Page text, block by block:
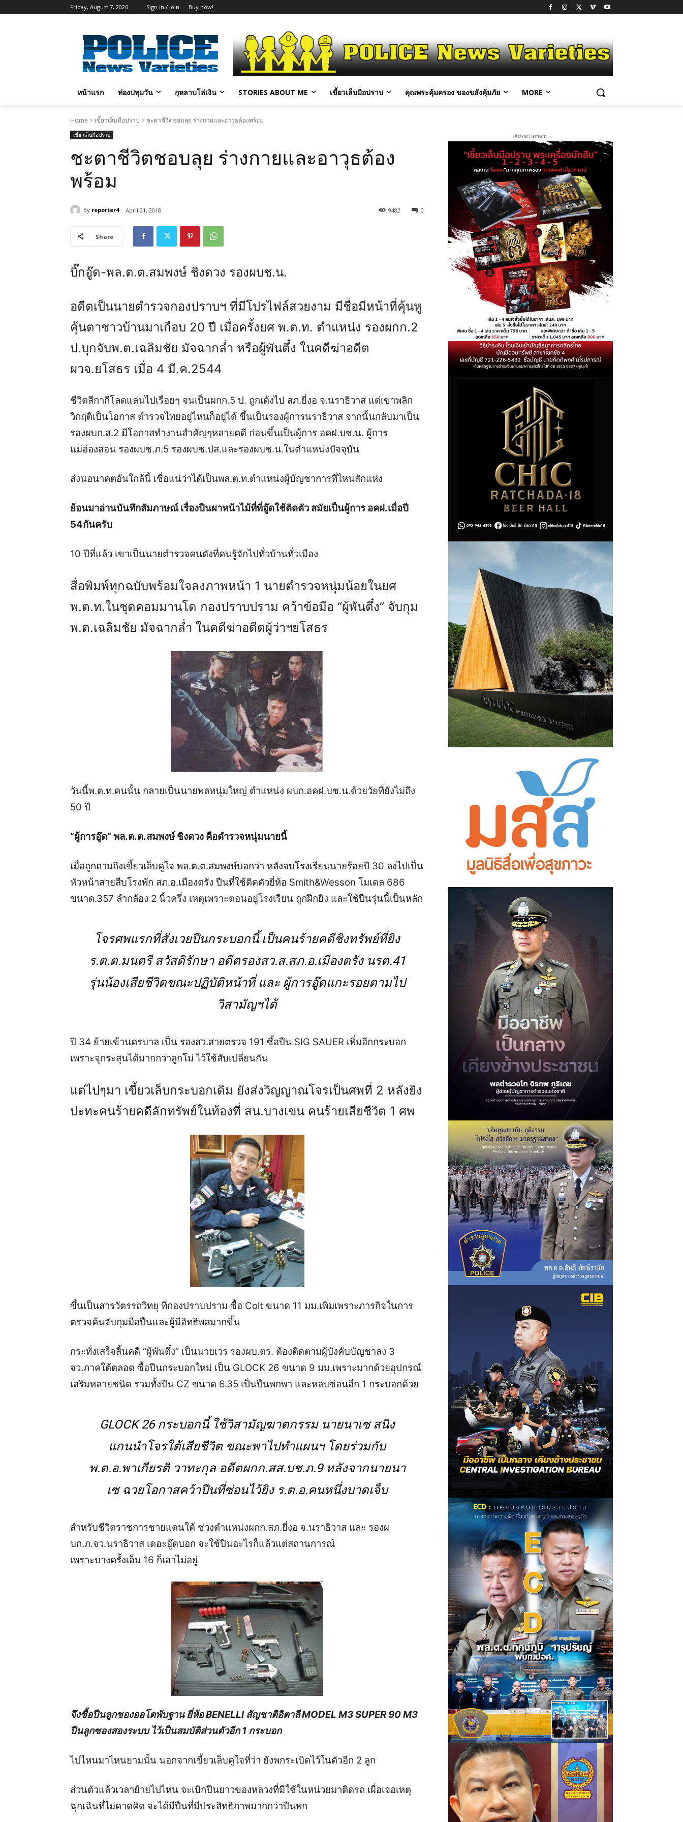
Friday, August 7, 2026 Sign in / Join Buy now!
หน้าแรก ท่องปทุมวัน กุหลาบโล่เงิน STORIES ABOUT ME เขี้ยวเล็บมือปราบ คุณพระคุ้มครอง ของขลังคุ้มภัย MORE
Home เขี้ยวเล็บมือปราบ ชะตาชีวิตชอบลุย ร่างกายและอาวุธต้องพร้อม
เขี้ยวเล็บมือปราบ
ชะตาชีวิตชอบลุย ร่างกายและอาวุธต้อง
พร้อม
By reporter4 April 21, 2018 0
9482
Share
บิ๊กอู๊ด-พล.ต.ต.สมพงษ์ ชิงดวง รองผบช.น.
อดีตเป็นนายตำรวจกองปราบฯ ที่มีโปรไฟล์สวยงาม มีชื่อมีหน้าที่คุ้นหู
คุ้นตาชาวบ้านมาเกือบ 20 ปี เมื่อครั้งยศ พ.ต.ท. ตำแหน่ง รองผกก.2
ป.บุกจับพ.ต.เฉลิมชัย มัจฉากล่ำ หรือผู้พันตึ๋ง ในคดีฆ่าอดีต
ผวจ.ยโสธร เมื่อ 4 มี.ค.2544
ชีวิตสีกากีโลดแล่นไปเรื่อยๆ จนเป็นผกก.5 ป. ถูกเด้งไป สภ.ยี่งอ จ.นราธิวาส แต่เขาพลิก
วิกฤติเป็นโอกาส ตำรวจไทยอยู่ไหนก็อยู่ได้ ขึ้นเป็นรองผู้การนราธิวาส จากนั้นกลับมาเป็น
รองผบก.ส.2 มีโอกาสทำงานสำคัญๆหลายคดี ก่อนขึ้นเป็นผู้การ อคฝ.บช.น. ผู้การ
แม่ฮ่องสอน รองผบช.ภ.5 รองผบช.ปส.และรองผบช.น.ในตำแหน่งปัจจุบัน
ส่งนอนาคตอันใกล้นี้ เชื่อแน่ว่าได้เป็นพล.ต.ท.ตำแหน่งผู้บัญชาการที่ไหนสักแห่ง
ย้อนมาอ่านบันทึกสัมภาษณ์ เรื่องปืนผาหน้าไม้ที่พี่อู๊ดใช้ติดตัว สมัยเป็นผู้การ อคฝ.เมื่อปี
54กันครับ
10 ปีที่แล้ว เขาเป็นนายตำรวจคนดังที่คนรู้จักไปทั่วบ้านทั่วเมือง
สื่อพิมพ์ทุกฉบับพร้อมใจลงภาพหน้า 1 นายตำรวจหนุ่มน้อยในยศ
พ.ต.ท.ในชุดคอมมานโด กองปราบปราม คว้าข้อมือ “ผู้พันตึ๋ง” จับกุม
พ.ต.เฉลิมชัย มัจฉากล่ำ ในคดีฆ่าอดีตผู้ว่าฯยโสธร
วันนี้พ.ต.ท.คนนั้น กลายเป็นนายพลหนุ่มใหญ่ ตำแหน่ง ผบก.อคฝ.บช.น.ด้วยวัยที่ยังไม่ถึง
50 ปี
“ผู้การอู๊ด” พล.ต.ต.สมพงษ์ ชิงดวง คือตำรวจหนุ่มนายนี้
เมื่อถูกถามถึงเขี้ยวเล็บคู่ใจ พล.ต.ต.สมพงษ์บอกว่า หลังจบโรงเรียนนายร้อยปี 30 ลงไปเป็น
หัวหน้าสายสืบโรงพัก สภ.อ.เมืองตรัง ปืนที่ใช้ติดตัวยี่ห้อ Smith&Wesson โมเดล 686
ขนาด.357 ลำกล้อง 2 นิ้วครึ่ง เหตุเพราะตอนอยู่โรงเรียน ถูกฝึกยิง และใช้ปืนรุ่นนี้เป็นหลัก
โจรศพแรกที่สังเวยปืนกระบอกนี้ เป็นคนร้ายคดีชิงทรัพย์ที่ยิง
ร.ต.ต.มนตรี สวัสดิรักษา อดีตรองสว.ส.สภ.อ.เมืองตรัง นรต.41
รุ่นน้องเสียชีวิตขณะปฏิบัติหน้าที่ และ ผู้การอู๊ดแกะรอยตามไป
วิสามัญฯได้
ปี 34 ย้ายเข้านครบาล เป็น รองสว.สายตรวจ 191 ซึ้อปืน SIG SAUER เพิ่มอีกกระบอก
เพราะจุกระสุนได้มากกว่าลูกโม่ ไว้ใช้สับเปลี่ยนกัน
แต่ไปๆมา เขี้ยวเล็บกระบอกเดิม ยังส่งวิญญาณโจรเป็นศพที่ 2 หลังยิง
ปะทะคนร้ายคดีลักทรัพย์ในท้องที่ สน.บางเขน คนร้ายเสียชีวิต 1 ศพ
ขึ้นเป็นสารวัตรรถวิทยุ ที่กองปราบปราม ซื้อ Colt ขนาด 11 มม.เพิ่มเพราะภารกิจในการ
ตรวจค้นจับกุมมือปืนและผู้มีอิทธิพลมากขึ้น
กระทั่งเสร็จสิ้นคดี “ผู้พันตึ๋ง” เป็นนายเวร รองผบ.ตร. ต้องติดตามผู้บังคับบัญชาลง 3
จว.ภาคใต้ตลอด ซื้อปืนกระบอกใหม่ เป็น GLOCK 26 ขนาด 9 มม.เพราะมากด้วยอุปกรณ์
เสริมหลายชนิด รวมทั้งปืน CZ ขนาด 6.35 เป็นปืนพกพา และหลบซ่อนอีก 1 กระบอกด้วย
GLOCK 26 กระบอกนี้ ใช้วิสามัญฆาตกรรม นายนาเซ สนิง
แกนนำโจรใต้เสียชีวิต ขณะพาไปทำแผนฯ โดยร่วมกับ
พ.ต.อ.พาเกียรติ วาทะกุล อดีตผกก.สส.บช.ภ.9 หลังจากนายนา
เซ ฉวยโอกาสคว้าปืนที่ซ่อนไว้ยิง ร.ต.อ.คนหนึ่งบาดเจ็บ
สำหรับชีวิตราชการชายแดนใต้ ช่วงตำแหน่งผกก.สภ.ยี่งอ จ.นราธิวาส และ รองผ
บก.ภ.จว.นราธิวาส เดอะอู๊ดบอก จะใช้ปืนอะไรก็แล้วแต่สถานการณ์
เพราะบางครั้งเอ็ม 16 ก็เอาไม่อยู่
จึงซื้อปืนลูกซองออโตพับฐาน ยี่ห้อ BENELLI สัญชาติอิตาลี MODEL M3 SUPER 90 M3
ปืนลูกซองสองระบบ ไว้เป็นสมบัติส่วนตัวอีก 1 กระบอก
ไปไหนมาไหนยามนั้น นอกจากเขี้ยวเล็บคู่ใจที่ว่า ยังพกระเบิดไว้ในตัวอีก 2 ลูก
ส่วนตัวแล้วเวลาย้ายไปไหน จะเบิกปืนยาวของหลวงที่มีใช้ในหน่วยมาติดรถ เผื่อเจอเหตุ
ฉุกเฉินที่ไม่คาดคิด จะได้มีปืนที่มีประสิทธิภาพมากกว่าปืนพก
- Advertisment -